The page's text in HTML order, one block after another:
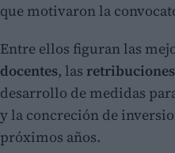
que motivaron la
Entre ellos figuran las
docentes, las
desarrollo de medidas
y la concreción de
próximos años.